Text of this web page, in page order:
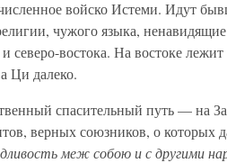
войско Истеми. Идут
чужого языка,
и северо-востока. На востоке
Ци далеко.
спасительный путь — на
верных союзников, о которых
меж собою и с другими